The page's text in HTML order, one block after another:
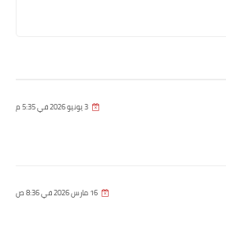
3 يونيو 2026 في 5:35 م
16 مارس 2026 في 8:36 ص